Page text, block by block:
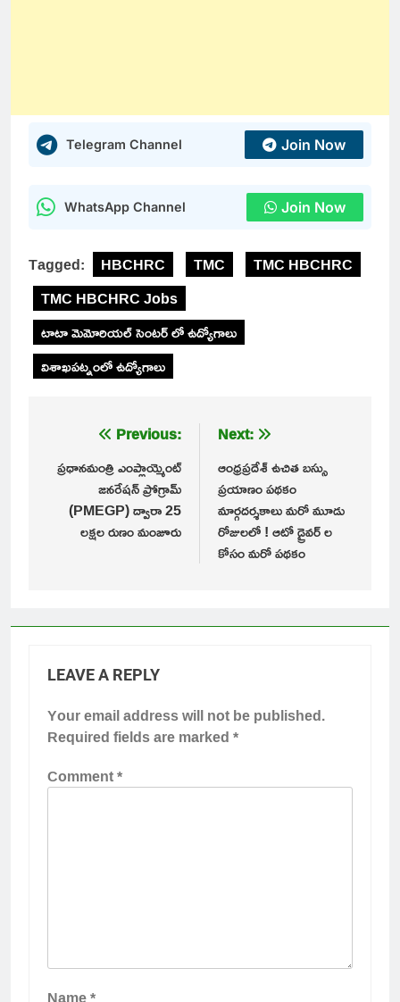
Telegram Channel Join Now
WhatsApp Channel Join Now
Tagged: HBCHRC TMC
TMC HBCHRC
TMC HBCHRC Jobs
టాటా మెమోరియల్ సెంటర్ లో ఉద్యోగాలు
విశాఖపట్నంలో ఉద్యోగాలు
navigation
Previous:
ప్రధానమంత్రి ఎంప్లాయ్మెంట్
జనరేషన్ ప్రోగ్రామ్
(PMEGP) ద్వారా 25
లక్షల రుణం మంజూరు
Next:
ఆంధ్రప్రదేశ్ ఉచిత బస్సు
ప్రయాణం పథకం
మార్గదర్శకాలు మరో మూడు
రోజులలో ! ఆటో డ్రైవర్ ల
కోసం మరో పథకం
LEAVE A REPLY
Your email address will not be published.
Required fields are marked*
Comment*